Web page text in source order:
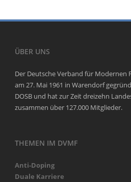
ÜBER UNS
Der Deutsche Verband für Modernen
am 27. Mai 1961 in Warendorf
DOSB und hat zur Zeit dreizehn
zusammen über 127.000 Mitglieder.
THEMEN IM DVMF
Anti-Doping
Duale Karriere